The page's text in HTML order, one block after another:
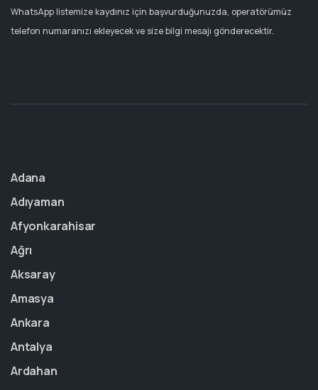
WhatsApp listemize kaydınız için başvurduğunuzda, operatörümüz
telefon numaranızı ekleyecek ve size bilgi mesajı gönderecektir.
Adana
Adıyaman
Afyonkarahisar
Ağrı
Aksaray
Amasya
Ankara
Antalya
Ardahan